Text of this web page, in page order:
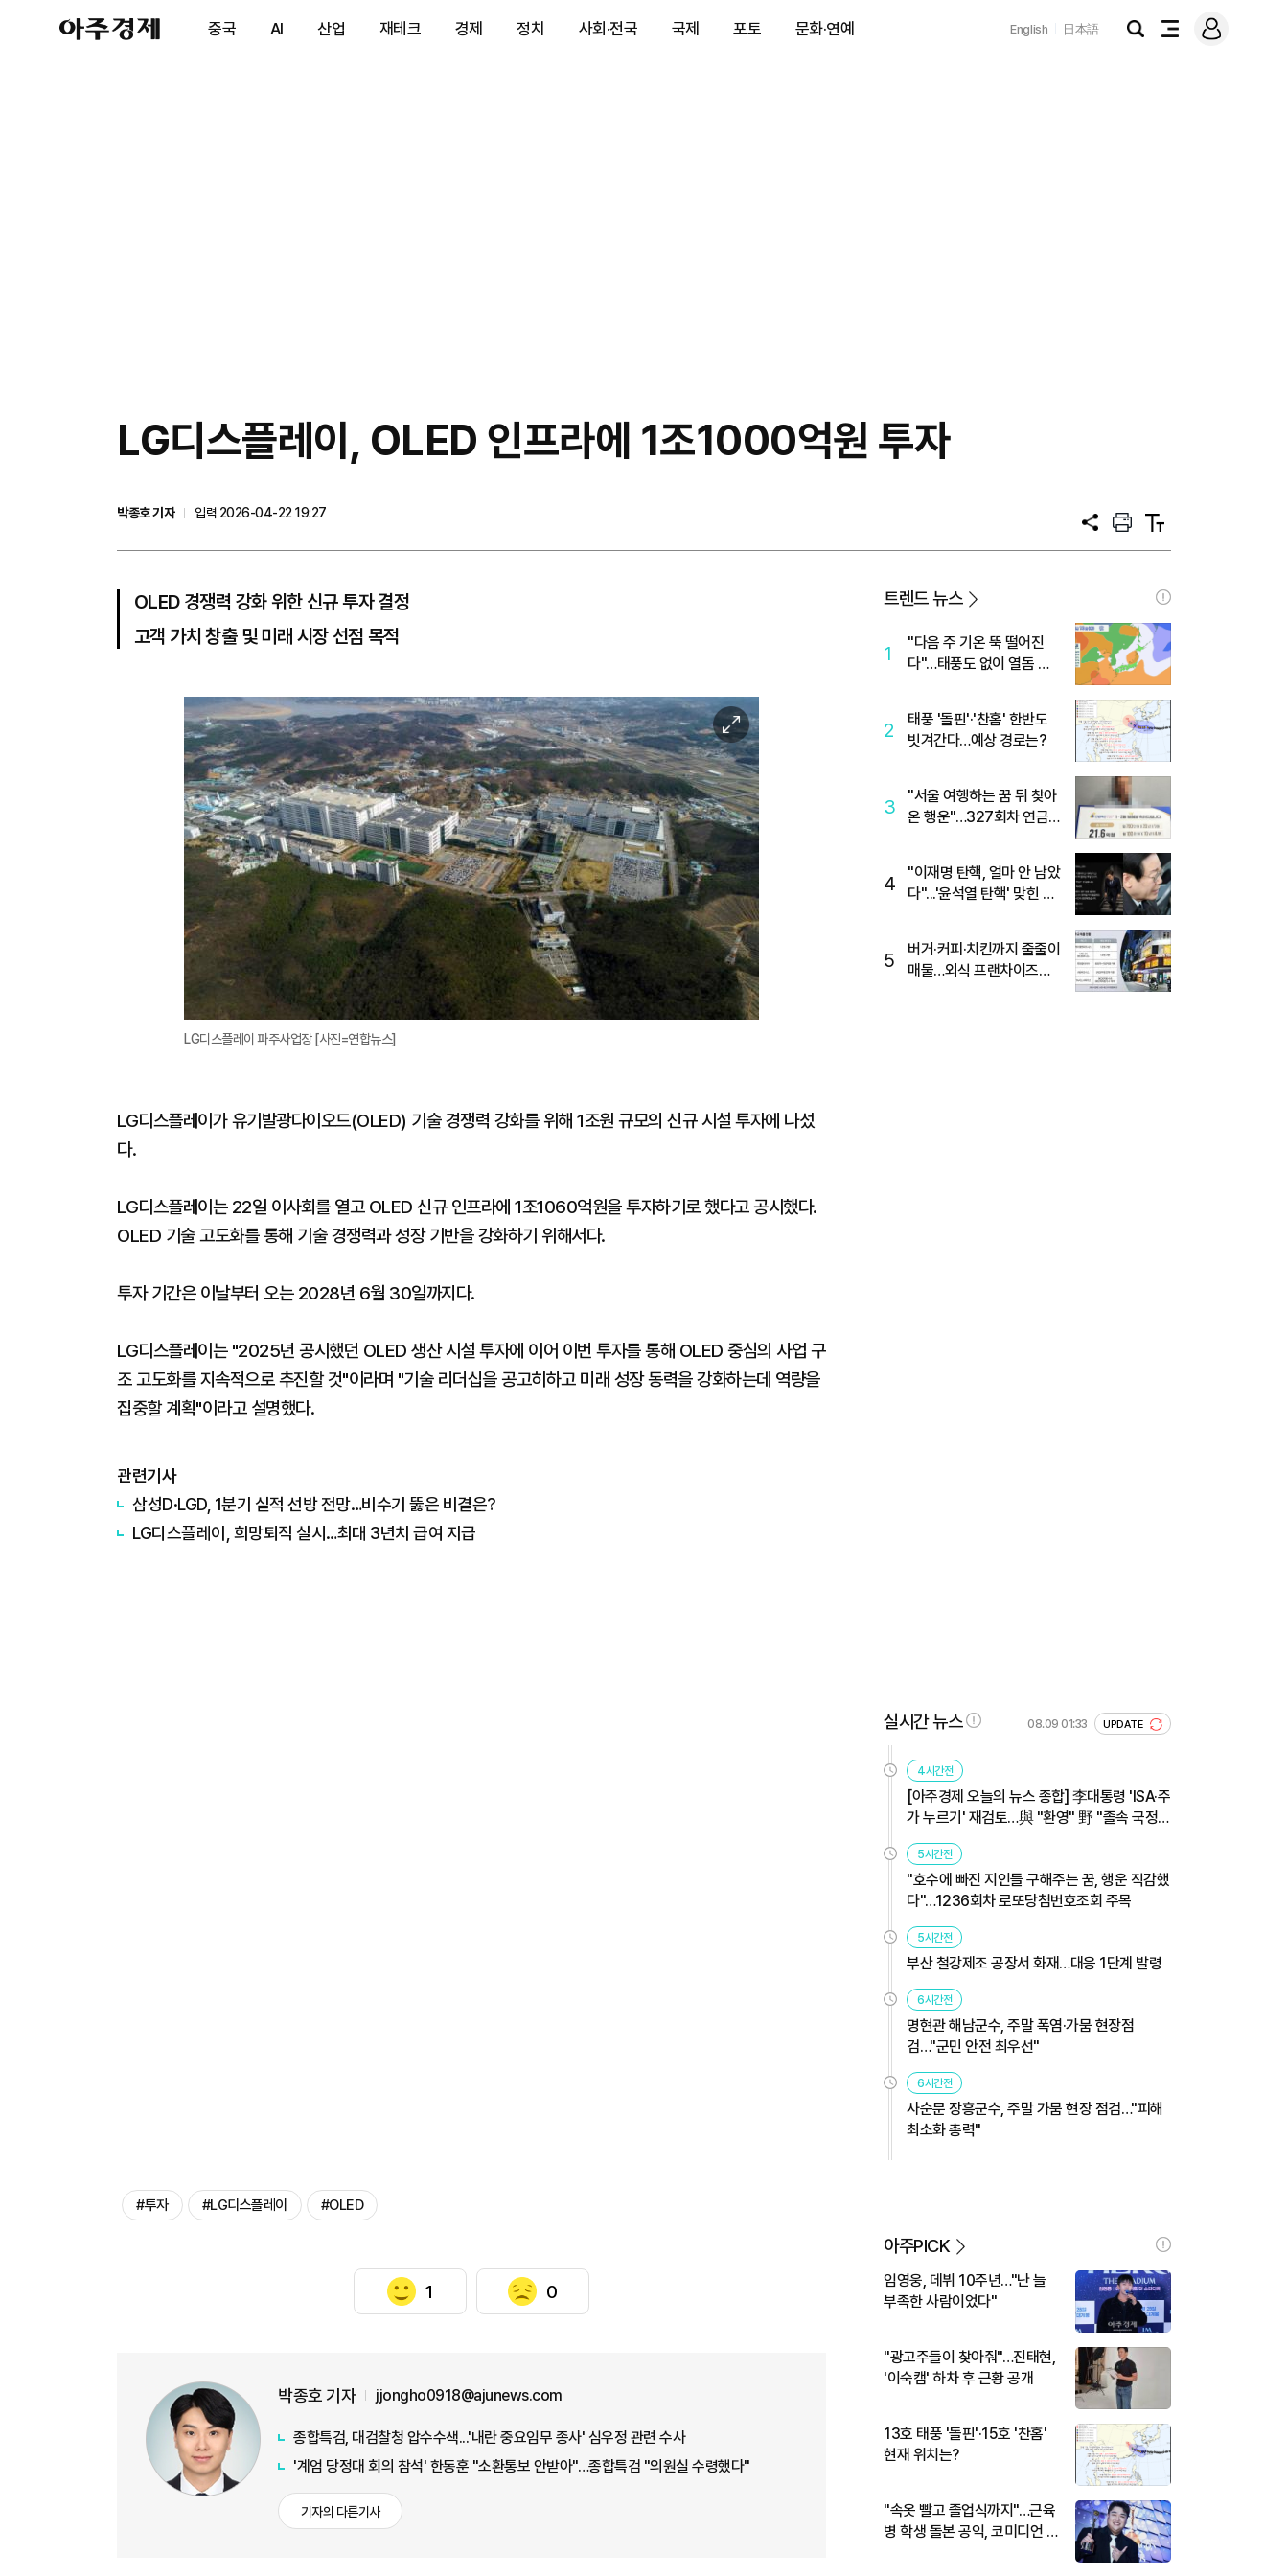
아
주
제
중국 AI 산업 재테크 경제 정치 사회·전국 국제 포토 문화·연예 English 日本語
검
전
메
그
LG디스플레이, OLED 인프라에 1조1000억원 투자
박종호 기자
입력 2026-04-22 19:27
공
프
트
텍
트
OLED 경쟁력 강화 위한 신규 투자 결정
고객 가치 창출 및 미래 시장 선점 목적
이
미
지
확
대
LG디스플레이 파주사업장 [사진=연합뉴스]
LG디스플레이가 유기발광다이오드(OLED) 기술 경쟁력 강화를 위해 1조원 규모의 신규 시설 투자에 나섰
다.
LG디스플레이는 22일 이사회를 열고 OLED 신규 인프라에 1조1060억원을 투자하기로 했다고 공시했다.
OLED 기술 고도화를 통해 기술 경쟁력과 성장 기반을 강화하기 위해서다.
투자 기간은 이날부터 오는 2028년 6월 30일까지다.
LG디스플레이는 "2025년 공시했던 OLED 생산 시설 투자에 이어 이번 투자를 통해 OLED 중심의 사업 구
조 고도화를 지속적으로 추진할 것"이라며 "기술 리더십을 공고히하고 미래 성장 동력을 강화하는데 역량을
집중할 계획"이라고 설명했다.
관련기사
삼성D·LGD, 1분기 실적 선방 전망…비수기 뚫은 비결은?
LG디스플레이, 희망퇴직 실시…최대 3년치 급여 지급
#투자 #LG디스플레이 #OLED
1 0
박종호 기자 jjongho0918@ajunews.com
종합특검, 대검찰청 압수수색...'내란 중요임무 종사' 심우정 관련 수사
'계엄 당정대 회의 참석' 한동훈 "소환통보 안받아"…종합특검 "의원실 수령했다"
기자의 다른기사
트렌드 뉴스
1
"다음 주 기온 뚝 떨어진
다"…태풍도 없이 열돔 박
2
태풍 '돌핀'·'찬홈' 한반도
빗겨간다…예상 경로는?
3
"서울 여행하는 꿈 뒤 찾아
온 행운"…327회차 연금
4
"이재명 탄핵, 얼마 안 남았
다"...'윤석열 탄핵' 맞힌 무
5
버거·커피·치킨까지 줄줄이
매물…외식 프랜차이즈
실시간 뉴스 08.09 01:33 UPDATE
4시간전
[아주경제 오늘의 뉴스 종합] 李대통령 'ISA·주
가 누르기' 재검토…與 "환영" 野 "졸속 국정"
外
5시간전
"호수에 빠진 지인들 구해주는 꿈, 행운 직감했
다"…1236회차 로또당첨번호조회 주목
5시간전
부산 철강제조 공장서 화재…대응 1단계 발령
6시간전
명현관 해남군수, 주말 폭염·가뭄 현장점
검…"군민 안전 최우선"
6시간전
사순문 장흥군수, 주말 가뭄 현장 점검…"피해
최소화 총력"
아주PICK
임영웅, 데뷔 10주년…"난 늘
부족한 사람이었다"
"광고주들이 찾아줘"…진태현,
'이숙캠' 하차 후 근황 공개
13호 태풍 '돌핀'·15호 '찬홈'
현재 위치는?
"속옷 빨고 졸업식까지"…근육
병 학생 돌본 공익, 코미디언 김